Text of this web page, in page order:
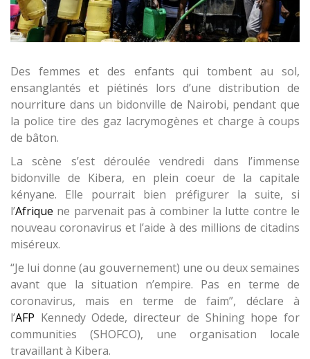
Des femmes et des enfants qui tombent au sol,
ensanglantés et piétinés lors d’une distribution de
nourriture dans un bidonville de Nairobi, pendant que
la police tire des gaz lacrymogènes et charge à coups
de bâton.
La scène s’est déroulée vendredi dans l’immense
bidonville de Kibera, en plein coeur de la capitale
kényane. Elle pourrait bien préfigurer la suite, si
l’Afrique ne parvenait pas à combiner la lutte contre le
nouveau coronavirus et l’aide à des millions de citadins
miséreux.
“Je lui donne (au gouvernement) une ou deux semaines
avant que la situation n’empire. Pas en terme de
coronavirus, mais en terme de faim”, déclare à
l’AFP Kennedy Odede, directeur de Shining hope for
communities (SHOFCO), une organisation locale
travaillant à Kibera.